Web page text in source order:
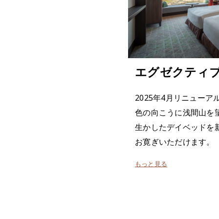
エグゼクティ
2025年4月リニューア
色の向こうに浅間山を
生かしたデイベッドを
お寛ぎいただけます。
もっと見る